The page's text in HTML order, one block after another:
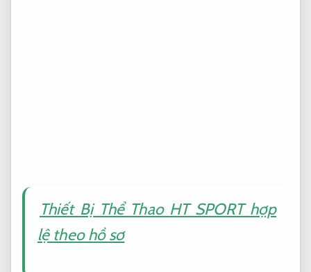
Thiết Bị Thể Thao HT SPORT hợp
lệ theo hồ sơ